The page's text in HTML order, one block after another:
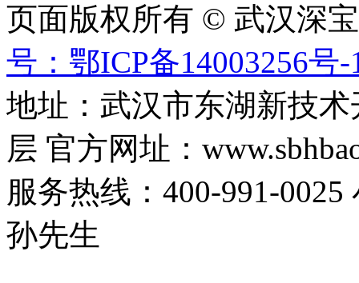
页面版权所有 © 武汉深
号：鄂ICP备14003256号-
地址：武汉市东湖新技
层 官方网址：
服务热线：400-991-
孙先生